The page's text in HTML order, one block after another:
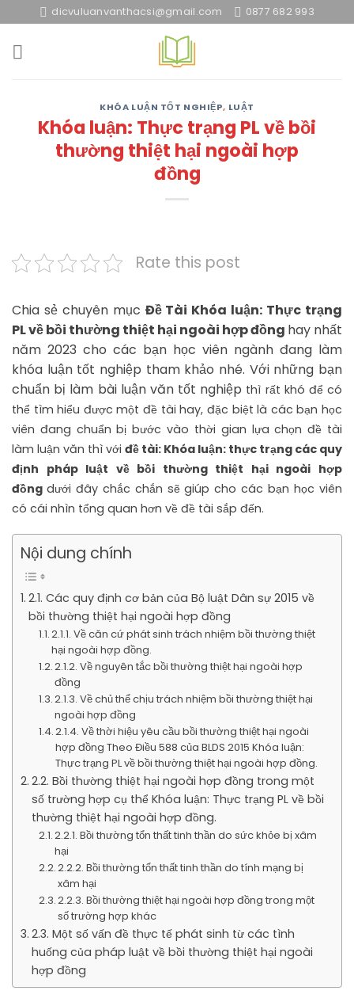
to
content
dicvuluanvanthacsi@gmail.com 0877 682 993
KHÓA LUẬN TỐT NGHIỆP, LUẬT
Khóa luận: Thực trạng PL về bồi
thường thiệt hại ngoài hợp
đồng
Rate this post
Chia sẻ chuyên mục Đề Tài Khóa luận: Thực trạng
PL về bồi thường thiệt hại ngoài hợp đồng hay nhất
năm 2023 cho các bạn học viên ngành đang làm
khóa luận tốt nghiệp tham khảo nhé. Với những bạn
chuẩn bị làm bài luận văn tốt nghiệp thì rất khó để có
thể tìm hiểu được một đề tài hay, đặc biệt là các bạn học
viên đang chuẩn bị bước vào thời gian lựa chọn đề tài
làm luận văn thì với đề tài: Khóa luận: thực trạng các quy
định pháp luật về bồi thường thiệt hại ngoài hợp
đồng dưới đây chắc chắn sẽ giúp cho các bạn học viên
có cái nhìn tổng quan hơn về đề tài sắp đến.
Nội dung chính
2.1. Các quy định cơ bản của Bộ luật Dân sự 2015 về
bồi thường thiệt hại ngoài hợp đồng
2.1.1. Về căn cứ phát sinh trách nhiệm bồi thường thiệt
hại ngoài hợp đồng.
2.1.2. Về nguyên tắc bồi thường thiệt hại ngoài hợp
đồng
2.1.3. Về chủ thể chịu trách nhiệm bồi thường thiệt hại
ngoài hợp đồng
2.1.4. Về thời hiệu yêu cầu bồi thường thiệt hại ngoài
hợp đồng Theo Điều 588 của BLDS 2015 Khóa luận:
Thực trạng PL về bồi thường thiệt hại ngoài hợp đồng.
2.2. Bồi thường thiệt hại ngoài hợp đồng trong một
số trường hợp cụ thể Khóa luận: Thực trạng PL về bồi
thường thiệt hại ngoài hợp đồng.
2.2.1. Bồi thường tổn thất tinh thần do sức khỏe bị xâm
hại
2.2.2. Bồi thường tổn thất tinh thần do tính mạng bị
xâm hại
2.2.3. Bồi thường thiệt hại ngoài hợp đồng trong một
số trường hợp khác
2.3. Một số vấn đề thực tế phát sinh từ các tình
huống của pháp luật về bồi thường thiệt hại ngoài
hợp đồng